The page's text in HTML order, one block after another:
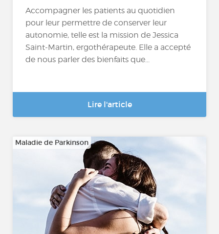
Accompagner les patients au quotidien
pour leur permettre de conserver leur
autonomie, telle est la mission de Jessica
Saint-Martin, ergothérapeute. Elle a accepté
de nous parler des bienfaits que...
Lire l'article
Maladie de Parkinson